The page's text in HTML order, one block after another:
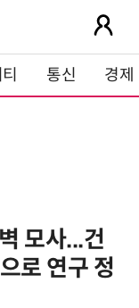
통신 경제
모사...건
로 연구 정